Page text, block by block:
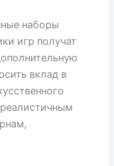
наборы
игр получат
вклад в